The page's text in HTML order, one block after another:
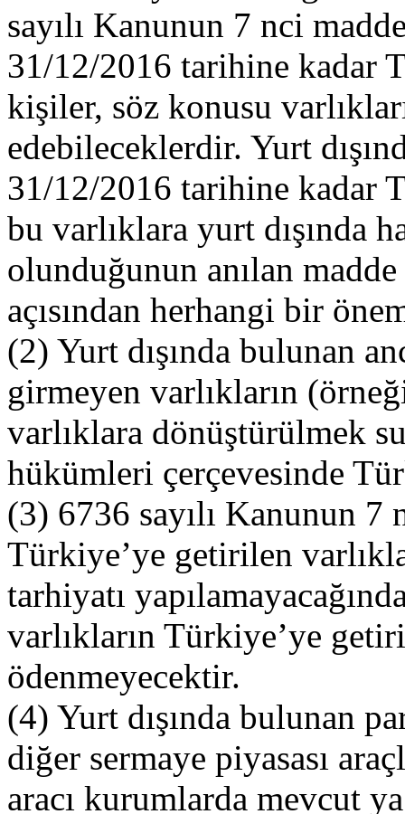
sayılı Kanunun 7 nci
31/12/2016 tarihine kadar
kişiler, söz konusu
edebileceklerdir. Yurt
31/12/2016 tarihine kadar
bu varlıklara yurt dışında
olunduğunun anılan
açısından herhangi bir
(2) Yurt dışında bulunan
girmeyen varlıkların
varlıklara dönüştürülmek
hükümleri çerçevesinde
(3) 6736 sayılı Kanunun 7
Türkiye’ye getirilen
tarhiyatı
varlıkların Türkiye’ye
ödenmeyecektir.
(4) Yurt dışında bulunan
diğer sermaye piyasası
aracı kurumlarda mevcut